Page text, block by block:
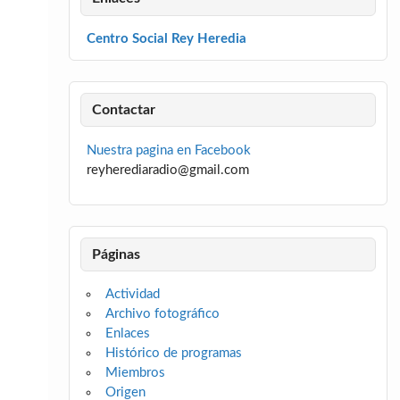
Centro Social Rey Heredia
Contactar
Nuestra pagina en Facebook
reyherediaradio@gmail.com
Páginas
Actividad
Archivo fotográfico
Enlaces
Histórico de programas
Miembros
Origen